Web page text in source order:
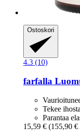
Ostoskori
4.3 (10)
farfalla
Tekee
Parantaa
15,59 € (155,90 €